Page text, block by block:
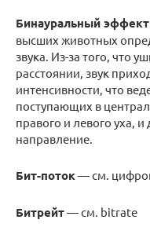
Бинауральный эффект
высших животных
звука. Из-за того, что
расстоянии, звук
интенсивности, что
поступающих в
правого и левого уха,
направление.
Бит-поток— см.
Битрейт— см. bitrate